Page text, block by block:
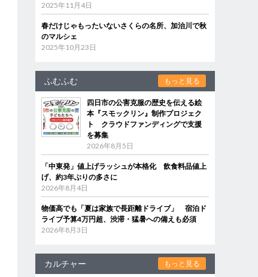
2025年11月4日
春だけじゃもったいないさくらの名所、加治川で秋
のマルシェ
2025年10月23日
ふむふむ もっと見る
四日市の公害克服の歴史を伝える絵
本『スモックリン』制作プロジェク
ト クラウドファンディングで支援
を募集
2026年8月5日
「中東発」値上げラッシュが本格化 飲食料品値上
げ、約3年ぶりの多さに
2026年8月4日
物価高でも「夏は家族で長距離ドライブ」 宿泊ド
ライブ予算4万円超、渋滞・猛暑への備えも必須
2026年8月3日
カルチャー もっと見る